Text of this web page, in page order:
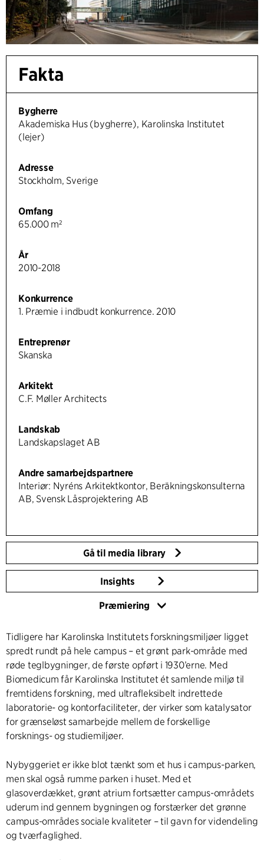
Fakta
Bygherre
Akademiska Hus (bygherre), Karolinska Institutet
(lejer)
Adresse
Stockholm, Sverige
Omfang
65.000 m²
År
2010-2018
Konkurrence
1. Præmie i indbudt konkurrence. 2010
Entreprenør
Skanska
Arkitekt
C.F. Møller Architects
Landskab
Landskapslaget AB
Andre samarbejdspartnere
Interiør: Nyréns Arkitektkontor, Beräkningskonsulterna
AB, Svensk Låsprojektering AB
Gå til media library
Insights
Præmiering
Tidligere har Karolinska Institutets forskningsmiljøer ligget
spredt rundt på hele campus – et grønt park-område med
røde teglbygninger, de første opført i 1930’erne. Med
Biomedicum får Karolinska Institutet ét samlende miljø til
fremtidens forskning, med ultrafleksibelt indrettede
laboratorie- og kontorfaciliteter, der virker som katalysator
for grænseløst samarbejde mellem de forskellige
forsknings- og studiemiljøer.
Nybyggeriet er ikke blot tænkt som et hus i campus-parken,
men skal også rumme parken i huset. Med et
glasoverdækket, grønt atrium fortsætter campus-områdets
uderum ind gennem bygningen og forstærker det grønne
campus-områdes sociale kvaliteter – til gavn for videndeling
og tværfaglighed.